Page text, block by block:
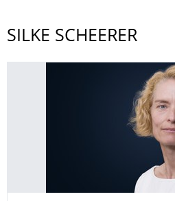
SILKE SCHEERER